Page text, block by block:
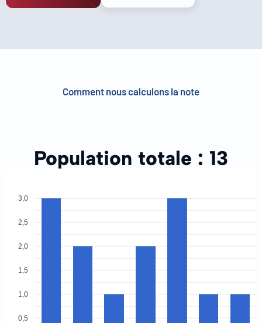
Comment nous calculons la note
Population totale : 13
0,5
1,0
1,5
2,0
2,5
3,0